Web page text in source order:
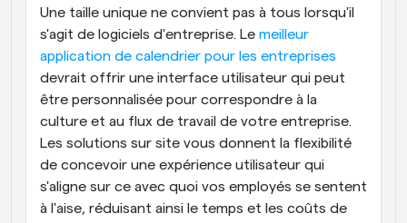
Une taille unique ne convient pas à tous lorsqu'il
s'agit de logiciels d'entreprise. Le meilleur
application de calendrier pour les entreprises
devrait offrir une interface utilisateur qui peut
être personnalisée pour correspondre à la
culture et au flux de travail de votre entreprise.
Les solutions sur site vous donnent la flexibilité
de concevoir une expérience utilisateur qui
s'aligne sur ce avec quoi vos employés se sentent
à l'aise, réduisant ainsi le temps et les coûts de